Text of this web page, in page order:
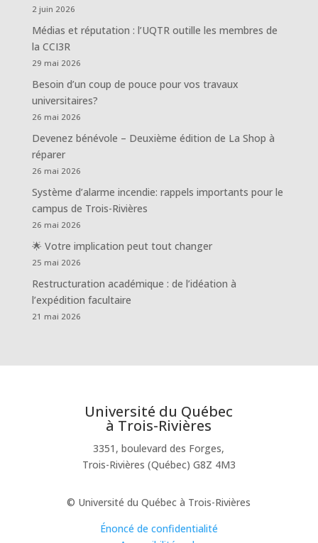
2 juin 2026
Médias et réputation : l’UQTR outille les membres de
la CCI3R
29 mai 2026
Besoin d’un coup de pouce pour vos travaux
universitaires?
26 mai 2026
Devenez bénévole – Deuxième édition de La Shop à
réparer
26 mai 2026
Système d’alarme incendie: rappels importants pour le
campus de Trois-Rivières
26 mai 2026
🌟 Votre implication peut tout changer
25 mai 2026
Restructuration académique : de l’idéation à
l’expédition facultaire
21 mai 2026
Université du Québec
à Trois-Rivières
3351, boulevard des Forges,
Trois-Rivières (Québec) G8Z 4M3
© Université du Québec à Trois-Rivières
Énoncé de confidentialité